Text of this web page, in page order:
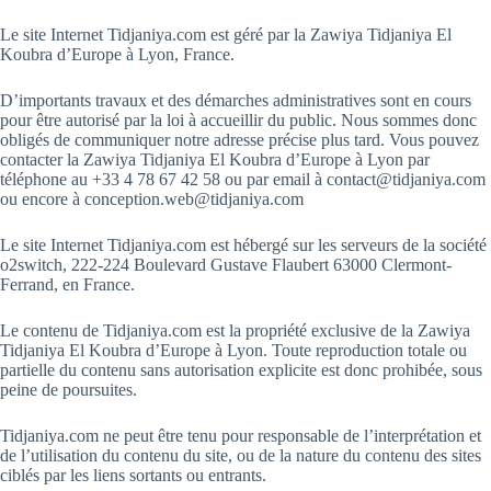
Le site Internet Tidjaniya.com est géré par la Zawiya Tidjaniya El
Koubra d’Europe à Lyon, France.
D’importants travaux et des démarches administratives sont en cours
pour être autorisé par la loi à accueillir du public. Nous sommes donc
obligés de communiquer notre adresse précise plus tard. Vous pouvez
contacter la Zawiya Tidjaniya El Koubra d’Europe à Lyon par
téléphone au +33 4 78 67 42 58 ou par email à contact@tidjaniya.com
ou encore à conception.web@tidjaniya.com
Le site Internet Tidjaniya.com est hébergé sur les serveurs de la société
o2switch, 222-224 Boulevard Gustave Flaubert 63000 Clermont-
Ferrand, en France.
Le contenu de Tidjaniya.com est la propriété exclusive de la Zawiya
Tidjaniya El Koubra d’Europe à Lyon. Toute reproduction totale ou
partielle du contenu sans autorisation explicite est donc prohibée, sous
peine de poursuites.
Tidjaniya.com ne peut être tenu pour responsable de l’interprétation et
de l’utilisation du contenu du site, ou de la nature du contenu des sites
ciblés par les liens sortants ou entrants.